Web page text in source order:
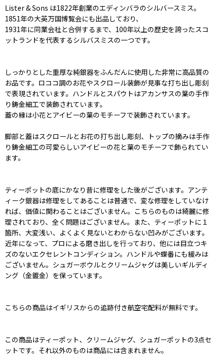
Lister & Sons は1822年創業のエディンバラのシルバースミス。
1851年の大英万国博覧会にも出品しており、
1931年に同業会社と合併するまで、100年以上の歴史を誇ったスコ
ットランドを代表するシルバスミスの一つです。
しっかりとした重厚な純銀器をふんだんに使用した非常に高品質の
お品です。ロココ調のお花やスクロール装飾が見事な打ち出し彫刻
で表現されています。ハンドルとスパウトはアカンサスの葉の手作
り鋳金細工で装飾されています。
蓋の縁は小花とアイビーの葉のモチーフで装飾されています。
脚部と蓋はスクロールとお花の打ち出し彫刻、トップの摘みは手作
り鋳金細工の可愛らしいアイビーの花と葉のモチーフで飾られてい
ます。
ティーポットの底にかなり昔に修理をした後がございます。アンテ
ィーク銀器は修理をしてあることは普通で、変な修理をしていなけ
れば、価値に関わることはございません。こちらのものは綺麗に修
理されており、全く問題はございません。また、ティーポットに１
箇所、大変浅い、よくよく見ないとわからない凹みがございます。
近年になって、プロによる磨き出しを行っており、他には目立つキ
ズのないエクセレントコンディション。ハンドルや蝶番にも緩みは
ございません。シュガーボウルとクリームジャグは美しいギルディ
ング（金鍍金）を保っています。
こちらの商品はイギリスからの追跡付き航空宅配料が無料です。
この商品はティーポット、クリームジャグ、シュガーポットの3点セ
ットです。それ以外のものは商品には含まれません。